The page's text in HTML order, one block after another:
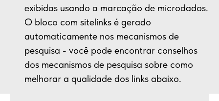
exibidas usando a marcação de microdados.
O bloco com sitelinks é gerado
automaticamente nos mecanismos de
pesquisa - você pode encontrar conselhos
dos mecanismos de pesquisa sobre como
melhorar a qualidade dos links abaixo.